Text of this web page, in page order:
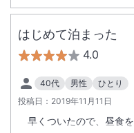
はじめて泊まった
4.0
40代 男性
ひとり
投稿日： 2019年11月11日
早くついたので、昼食を